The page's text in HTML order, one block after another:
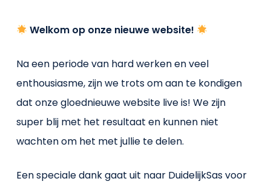
Welkom op onze nieuwe website!
Na een periode van hard werken en veel
enthousiasme, zijn we trots om aan te kondigen
dat onze gloednieuwe website live is! We zijn
super blij met het resultaat en kunnen niet
wachten om het met jullie te delen.
Een speciale dank gaat uit naar DuidelijkSas voor